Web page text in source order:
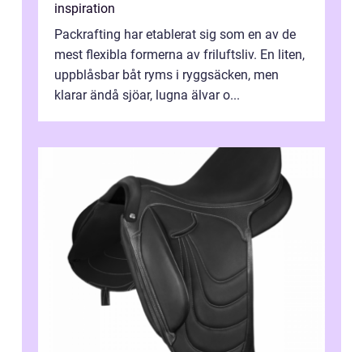
inspiration
Packrafting har etablerat sig som en av de
mest flexibla formerna av friluftsliv. En liten,
uppblåsbar båt ryms i ryggsäcken, men
klarar ändå sjöar, lugna älvar o...